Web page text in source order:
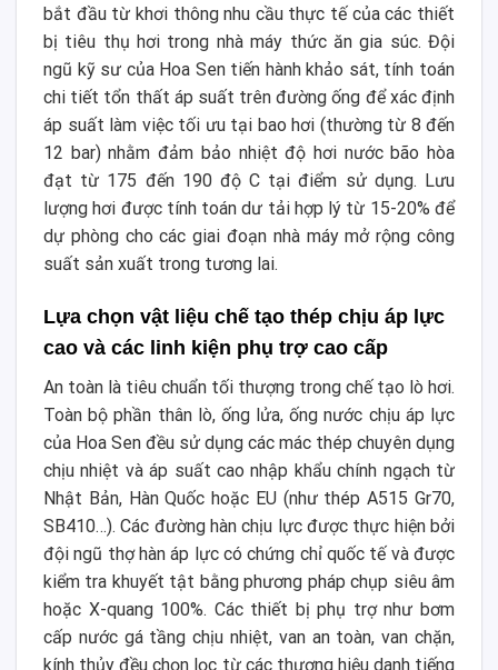
bắt đầu từ khơi thông nhu cầu thực tế của các thiết
bị tiêu thụ hơi trong nhà máy thức ăn gia súc. Đội
ngũ kỹ sư của Hoa Sen tiến hành khảo sát, tính toán
chi tiết tổn thất áp suất trên đường ống để xác định
áp suất làm việc tối ưu tại bao hơi (thường từ 8 đến
12 bar) nhằm đảm bảo nhiệt độ hơi nước bão hòa
đạt từ 175 đến 190 độ C tại điểm sử dụng. Lưu
lượng hơi được tính toán dư tải hợp lý từ 15-20% để
dự phòng cho các giai đoạn nhà máy mở rộng công
suất sản xuất trong tương lai.
Lựa chọn vật liệu chế tạo thép chịu áp lực
cao và các linh kiện phụ trợ cao cấp
An toàn là tiêu chuẩn tối thượng trong chế tạo lò hơi.
Toàn bộ phần thân lò, ống lửa, ống nước chịu áp lực
của Hoa Sen đều sử dụng các mác thép chuyên dụng
chịu nhiệt và áp suất cao nhập khẩu chính ngạch từ
Nhật Bản, Hàn Quốc hoặc EU (như thép A515 Gr70,
SB410…). Các đường hàn chịu lực được thực hiện bởi
đội ngũ thợ hàn áp lực có chứng chỉ quốc tế và được
kiểm tra khuyết tật bằng phương pháp chụp siêu âm
hoặc X-quang 100%. Các thiết bị phụ trợ như bơm
cấp nước gá tầng chịu nhiệt, van an toàn, van chặn,
kính thủy đều chọn lọc từ các thương hiệu danh tiếng